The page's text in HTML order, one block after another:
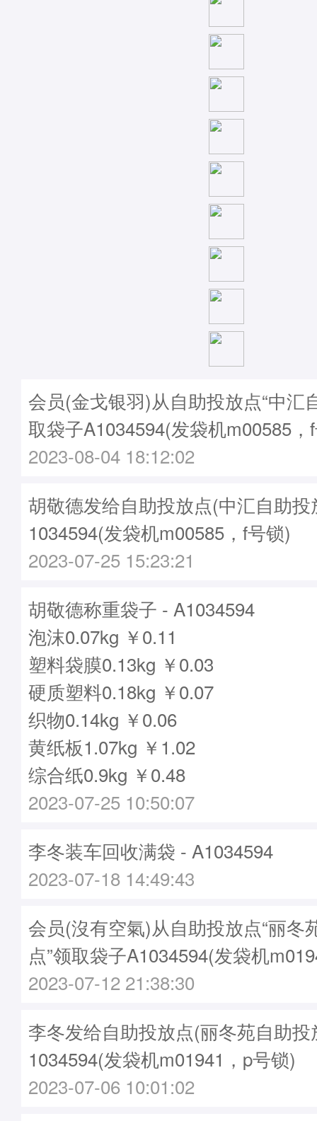
会员(金戈银羽)从自助投放点“中汇
取袋子A1034594(发袋机m00585，
2023-08-04 18:12:02
胡敬德发给自助投放点(中汇自助
1034594(发袋机m00585，f号锁)
2023-07-25 15:23:21
胡敬德称重袋子 - A1034594
泡沫0.07kg ￥0.11
塑料袋膜0.13kg ￥0.03
硬质塑料0.18kg ￥0.07
织物0.14kg ￥0.06
黄纸板1.07kg ￥1.02
综合纸0.9kg ￥0.48
2023-07-25 10:50:07
李冬装车回收满袋 - A1034594
2023-07-18 14:49:43
会员(沒有空氣)从自助投放点“丽冬
点”领取袋子A1034594(发袋机
2023-07-12 21:38:30
李冬发给自助投放点(丽冬苑自助
1034594(发袋机m01941，p号锁)
2023-07-06 10:01:02